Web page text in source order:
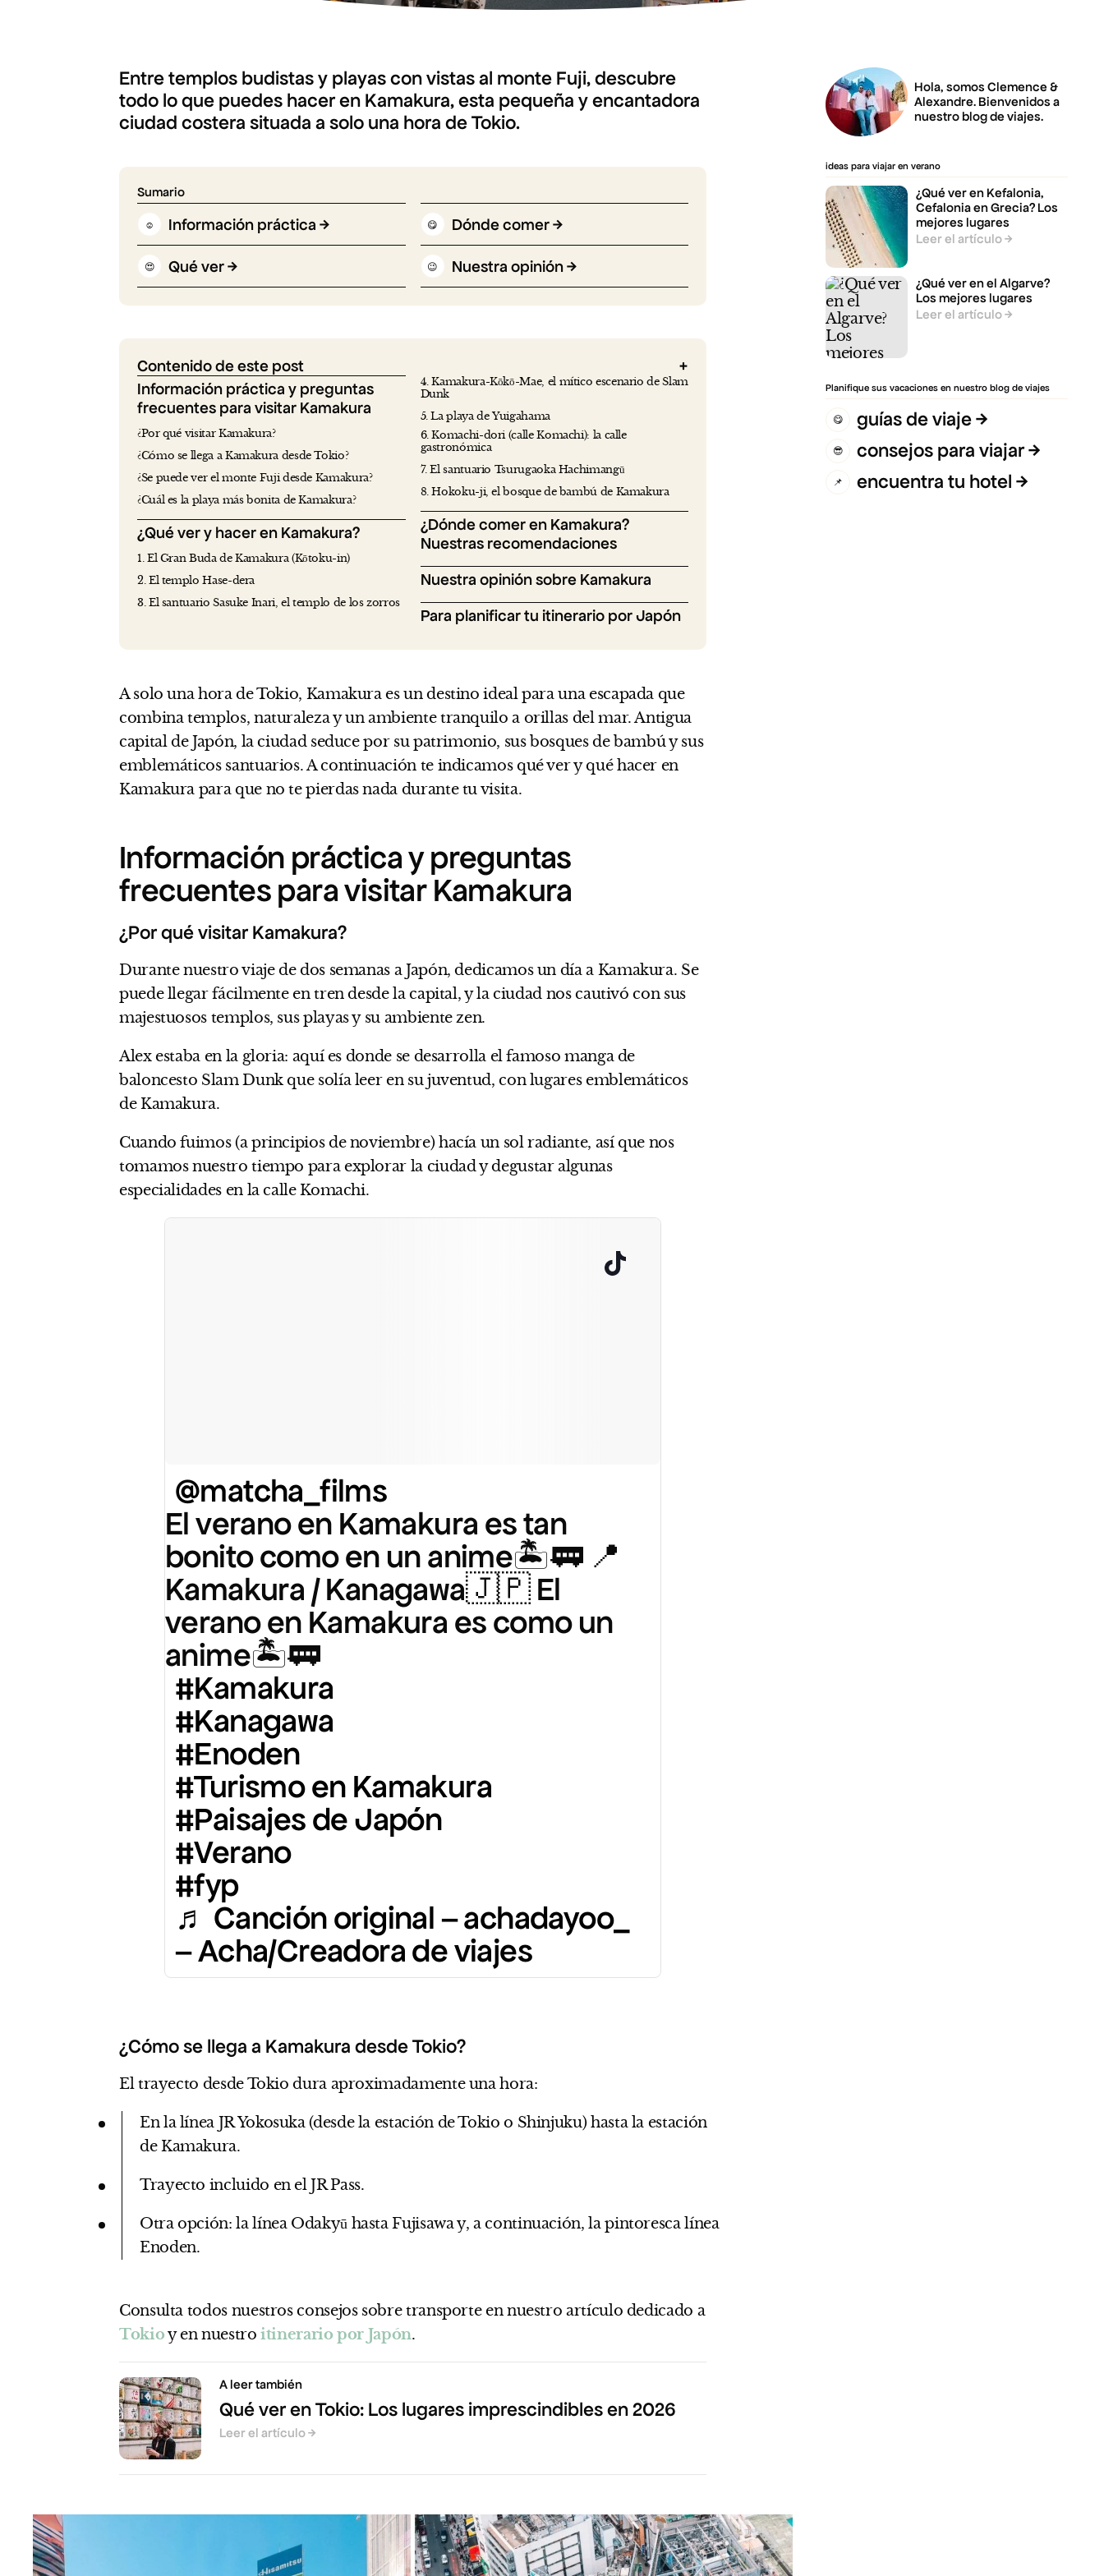
Entre templos budistas y playas con vistas al monte Fuji, descubre
todo lo que puedes hacer en Kamakura, esta pequeña y encantadora
ciudad costera situada a solo una hora de Tokio.
Sumario
☺️ Información práctica
😍 Qué ver
😋 Dónde comer
😉 Nuestra opinión
Contenido de este post
Información práctica y preguntas
frecuentes para visitar Kamakura
¿Por qué visitar Kamakura?
¿Cómo se llega a Kamakura desde Tokio?
¿Se puede ver el monte Fuji desde Kamakura?
¿Cuál es la playa más bonita de Kamakura?
¿Qué ver y hacer en Kamakura?
1. El Gran Buda de Kamakura (Kōtoku-in)
2. El templo Hase-dera
3. El santuario Sasuke Inari, el templo de los zorros
4. Kamakura-Kōkō-Mae, el mítico escenario de Slam
Dunk
5. La playa de Yuigahama
6. Komachi-dori (calle Komachi): la calle
gastronómica
7. El santuario Tsurugaoka Hachimangū
8. Hokoku-ji, el bosque de bambú de Kamakura
¿Dónde comer en Kamakura?
Nuestras recomendaciones
Nuestra opinión sobre Kamakura
Para planificar tu itinerario por Japón
A solo una hora de Tokio, Kamakura es un destino ideal para una escapada que
combina templos, naturaleza y un ambiente tranquilo a orillas del mar. Antigua
capital de Japón, la ciudad seduce por su patrimonio, sus bosques de bambú y sus
emblemáticos santuarios. A continuación te indicamos qué ver y qué hacer en
Kamakura para que no te pierdas nada durante tu visita.
Información práctica y preguntas
frecuentes para visitar Kamakura
¿Por qué visitar Kamakura?
Durante nuestro viaje de dos semanas a Japón, dedicamos un día a Kamakura. Se
puede llegar fácilmente en tren desde la capital, y la ciudad nos cautivó con sus
majestuosos templos, sus playas y su ambiente zen.
Alex estaba en la gloria: aquí es donde se desarrolla el famoso manga de
baloncesto Slam Dunk que solía leer en su juventud, con lugares emblemáticos
de Kamakura.
Cuando fuimos (a principios de noviembre) hacía un sol radiante, así que nos
tomamos nuestro tiempo para explorar la ciudad y degustar algunas
especialidades en la calle Komachi.
@matcha_films
El verano en Kamakura es tan
bonito como en un anime🏝️🚃 📍
Kamakura / Kanagawa🇯🇵 El
verano en Kamakura es como un
anime🏝️🚃
#Kamakura
#Kanagawa
#Enoden
#Turismo en Kamakura
#Paisajes de Japón
#Verano
#fyp
♬ Canción original – achadayoo_
– Acha/Creadora de viajes
¿Cómo se llega a Kamakura desde Tokio?
El trayecto desde Tokio dura aproximadamente una hora:
En la línea JR Yokosuka (desde la estación de Tokio o Shinjuku) hasta la estación
de Kamakura.
Trayecto incluido en el JR Pass.
Otra opción: la línea Odakyū hasta Fujisawa y, a continuación, la pintoresca línea
Enoden.
Consulta todos nuestros consejos sobre transporte en nuestro artículo dedicado a
Tokioy en nuestroitinerario por Japón.
A leer también
Qué ver en Tokio: Los lugares imprescindibles en 2026
Leer el artículo
Hola, somos Clemence &
Alexandre. Bienvenidos a
nuestro blog de viajes.
ideas para viajar en verano
¿Qué ver en Kefalonia,
Cefalonia en Grecia? Los
mejores lugares
Leer el artículo
¿Qué ver en el Algarve?
Los mejores lugares
Leer el artículo
Planifique sus vacaciones en nuestro blog de viajes
😋 guías de viaje
😎 consejos para viajar
📌 encuentra tu hotel